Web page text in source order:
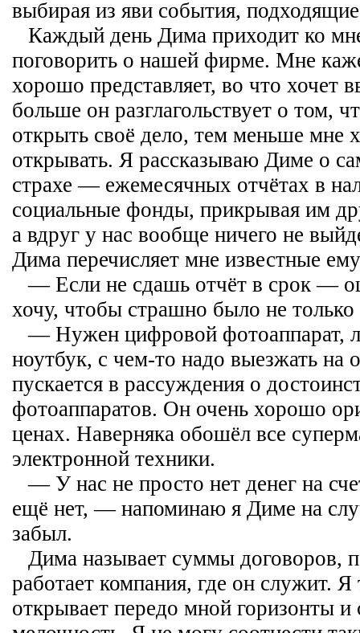
выбирая из яви события,
Каждый день Дима приходит ко
поговорить о нашей фирме. Мне
хорошо представляет, во что хочет
больше он разглагольствует о том,
открыть своё дело, тем меньше мне
открывать. Я рассказываю Диме о
страхе — ежемесячных отчётах в
социальные фонды, прикрывая им
а вдруг у нас вообще ничего не
Дима перечисляет мне известные
— Если не сдашь отчёт в срок —
хочу, чтобы страшно было не
— Нужен цифровой фотоаппарат,
ноутбук, с чем-то надо выезжать
пускается в рассуждения о
фотоаппаратов. Он очень хорошо
ценах. Наверняка обошёл все
электронной техники.
— У нас не просто нет денег на
ещё нет, — напоминаю я Диме на
забыл.
Дима называет суммы договоров,
работает компания, где он служит.
открывает передо мной горизонты и